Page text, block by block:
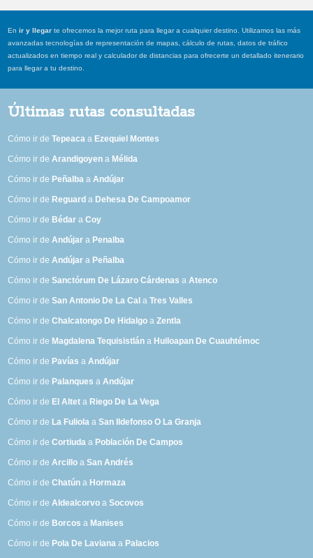
Enir y llegar te ofrecemos la mejor ruta para llegar a cualquier destino. Utilizamos las más
avanzadas tecnologías de representación de mapas, cálculo de rutas, datos de tráfico
actualizados en tiempo real y calculador de distancias para ofrecerte un detallado itenerario
para llegar a tu destino.
Últimas rutas consultadas
Cómo ir deTepeaca a Ezequiel Montes
Cómo ir deArandigoyen a Mélida
Cómo ir de Peñalba aAndújar
Cómo ir de Reguard a Dehesa De Campoamor
Cómo ir de Bédar aCoy
Cómo ir deAndújar a Penalba
Cómo ir deAndújar a Peñalba
Cómo ir deSanctórum De Lázaro Cárdenas aAtenco
Cómo ir deSan Antonio De La Cal aTres Valles
Cómo ir deChalcatongo De Hidalgo aZentla
Cómo ir de Magdalena Tequisistlán a Huiloapan De Cuauhtémoc
Cómo ir de Pavías aAndújar
Cómo ir de Palanques aAndújar
Cómo ir de El Altet a Riego De La Vega
Cómo ir de La Fuliola aSan Ildefonso O La Granja
Cómo ir deCortiuda a Población De Campos
Cómo ir deArcillo aSan Andrés
Cómo ir deChatún a Hormaza
Cómo ir deAldealcorvo aSocovos
Cómo ir de Borcos a Manises
Cómo ir de Pola De Laviana a Palacios